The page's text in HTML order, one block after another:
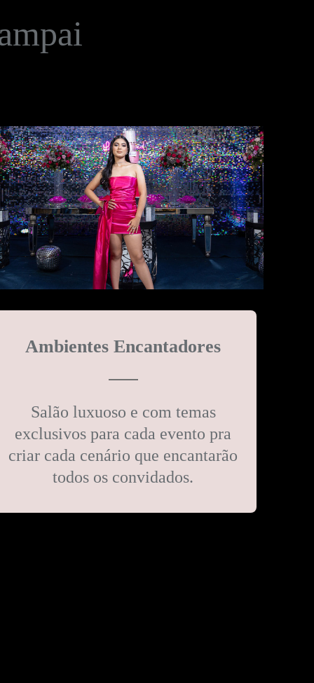
Ambientes Encantadores
Salão luxuoso e com temas
exclusivos para cada evento pra
criar cada cenário que encantarão
todos os convidados.